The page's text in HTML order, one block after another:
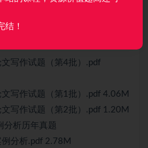
写作试题（第3批）.pdf
写作试题（第4批）.pdf
写作试题（第1批）.pdf 4.06M
写作试题（第2批）.pdf 1.20M
析历年真题
分析.pdf 2.78M
结！